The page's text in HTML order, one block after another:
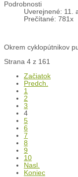
Podrobnosti
Uverejnené: 11.
Prečítané: 781x
Okrem cyklopútnikov
Strana 4 z 161
Začiatok
Predch.
1
2
3
4
5
6
7
8
9
10
Nasl.
Koniec